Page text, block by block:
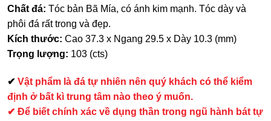
Chất đá: Tóc bản Bã Mía, có ánh kim mạnh. Tóc dày và
phôi đá rất trong và đẹp.
Kích thước: Cao 37.3 x Ngang 29.5 x Dày 10.3 (mm)
Trọng lượng: 103 (cts)
✔ Vật phẩm là đá tự nhiên nên quý khách có thể kiểm
định ở bất kì trung tâm nào theo ý muốn.
✔ Để biết chính xác về dụng thần trong ngũ hành bát tự